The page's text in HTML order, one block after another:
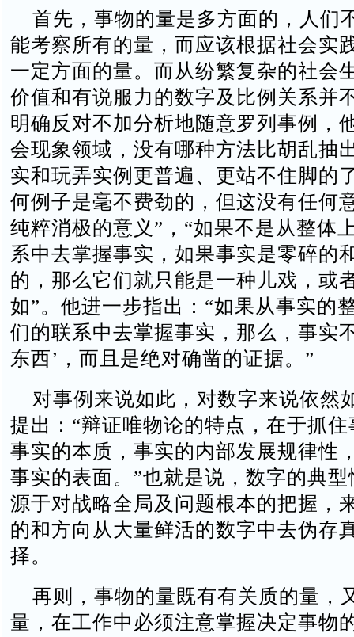
首先，事物的量是多方面的，人们
能考察所有的量，而应该根据社会实
一定方面的量。而从纷繁复杂的社会
价值和有说服力的数字及比例关系并
明确反对不加分析地随意罗列事例，
会现象领域，没有哪种方法比胡乱抽
实和玩弄实例更普遍、更站不住脚的
何例子是毫不费劲的，但这没有任何
纯粹消极的意义”，“如果不是从整体
系中去掌握事实，如果事实是零碎的
的，那么它们就只能是一种儿戏，或
如”。他进一步指出：“如果从事实的
们的联系中去掌握事实，那么，事实
东西’，而且是绝对确凿的证据。”
对事例来说如此，对数字来说依然
提出：“辩证唯物论的特点，在于抓
事实的本质，事实的内部发展规律性
事实的表面。”也就是说，数字的典
源于对战略全局及问题根本的把握，
的和方向从大量鲜活的数字中去伪存
择。
再则，事物的量既有有关质的量，
量，在工作中必须注意掌握决定事物